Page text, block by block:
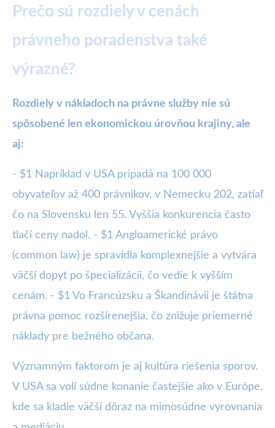
Prečo sú rozdiely v cenách
právneho poradenstva také
výrazné?
Rozdiely v nákladoch na právne služby nie sú
spôsobené len ekonomickou úrovňou krajiny, ale
aj:
- $1 Napríklad v USA pripadá na 100 000
obyvateľov až 400 právnikov, v Nemecku 202, zatiaľ
čo na Slovensku len 55. Vyššia konkurencia často
tlačí ceny nadol. - $1 Angloamerické právo
(common law) je spravidla komplexnejšie a vytvára
väčší dopyt po špecializácii, čo vedie k vyšším
cenám. - $1 Vo Francúzsku a Škandinávii je štátna
právna pomoc rozšírenejšia, čo znižuje priemerné
náklady pre bežného občana.
Významným faktorom je aj kultúra riešenia sporov.
V USA sa volí súdne konanie častejšie ako v Európe,
kde sa kladie väčší dôraz na mimosúdne vyrovnania